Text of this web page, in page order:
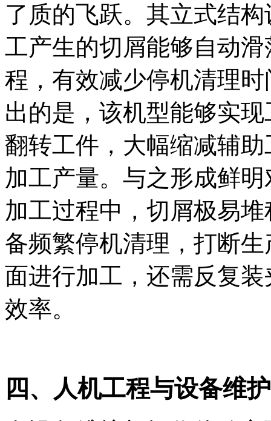
了质的飞跃。其立式结
工产生的切屑能够自动
程，有效减少停机清理
出的是，该机型能够实
翻转工件，大幅缩减辅
加工产量。与之形成鲜
加工过程中，切屑极易
备频繁停机清理，打断
面进行加工，还需反复
效率。
四、人机工程与设备维